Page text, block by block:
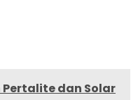
dan Solar